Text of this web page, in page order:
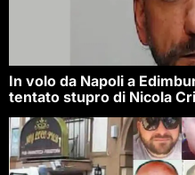
In volo da Napoli a
tentato stupro di Nicola